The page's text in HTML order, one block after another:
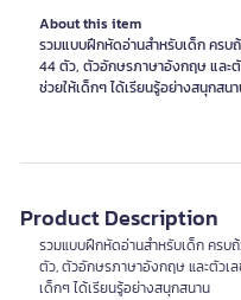
About this item
รวมแบบฝึกหัดอ่านสำหรับเด็ก ครบ
44 ตัว, ตัวอักษรภาษาอังกฤษ และ
ช่วยให้เด็กๆ ได้เรียนรู้อย่างสนุกสน
Product Description
รวมแบบฝึกหัดอ่านสำหรับเด็ก ครบ
ตัว, ตัวอักษรภาษาอังกฤษ และตัวเ
เด็กๆ ได้เรียนรู้อย่างสนุกสนาน